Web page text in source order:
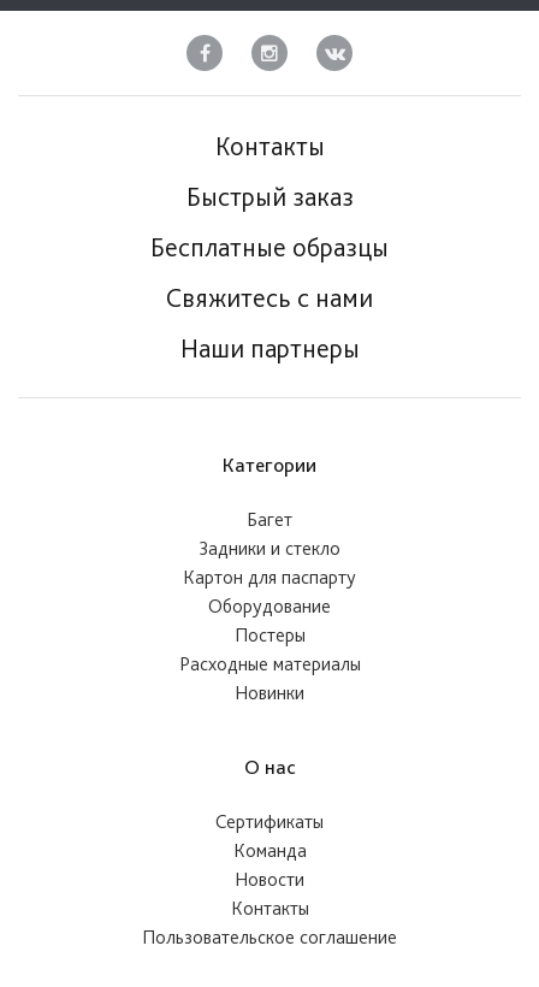
Контакты
Быстрый заказ
Бесплатные образцы
Свяжитесь с нами
Наши партнеры
Категории
Багет
Задники и стекло
Картон для паспарту
Оборудование
Постеры
Расходные материалы
Новинки
О нас
Сертификаты
Команда
Новости
Контакты
Пользовательское соглашение